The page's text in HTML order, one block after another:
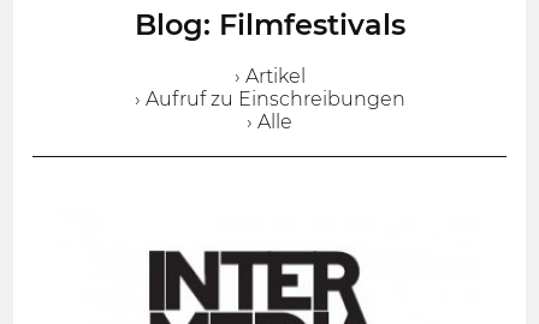
Blog: Filmfestivals
› Artikel
› Aufruf zu Einschreibungen
› Alle